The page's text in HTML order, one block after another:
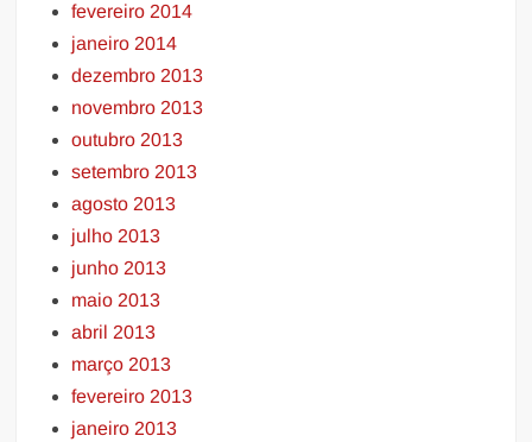
fevereiro 2014
janeiro 2014
dezembro 2013
novembro 2013
outubro 2013
setembro 2013
agosto 2013
julho 2013
junho 2013
maio 2013
abril 2013
março 2013
fevereiro 2013
janeiro 2013